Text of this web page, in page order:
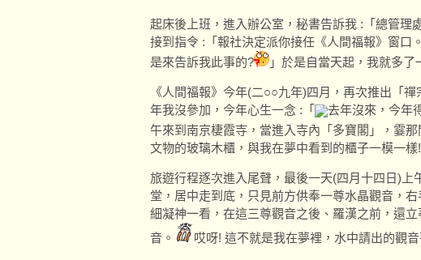
起床後上班，進入辦公室，秘書告訴我 :「總管理
接到指令 :「報社決定派你接任《人間福報》窗口
是來告訴我此事的?
」於是自當天起，我就多了
《人間福報》今年(二○○九年)四月，再次推出「
年我沒參加，今年心生一念 :「
去年沒來，今年
午來到南京棲霞寺，當進入寺內「多寶閣」，霎
文物的玻璃木櫃，與我在夢中看到的櫃子一模一
旅遊行程逐次進入尾聲，最後一天(四月十四日)上
堂，居中走到底，只見前方供奉一尊水晶觀音，
細凝神一看，在這三尊觀音之後、羅漢之前，還
音。
哎呀! 這不就是我在夢裡，水中請出的觀